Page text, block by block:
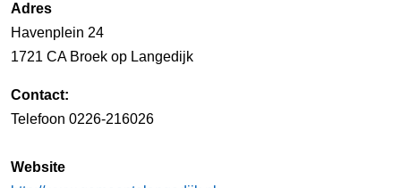
Adres
Havenplein 24
1721 CA Broek op Langedijk
Contact:
Telefoon 0226-216026
Website